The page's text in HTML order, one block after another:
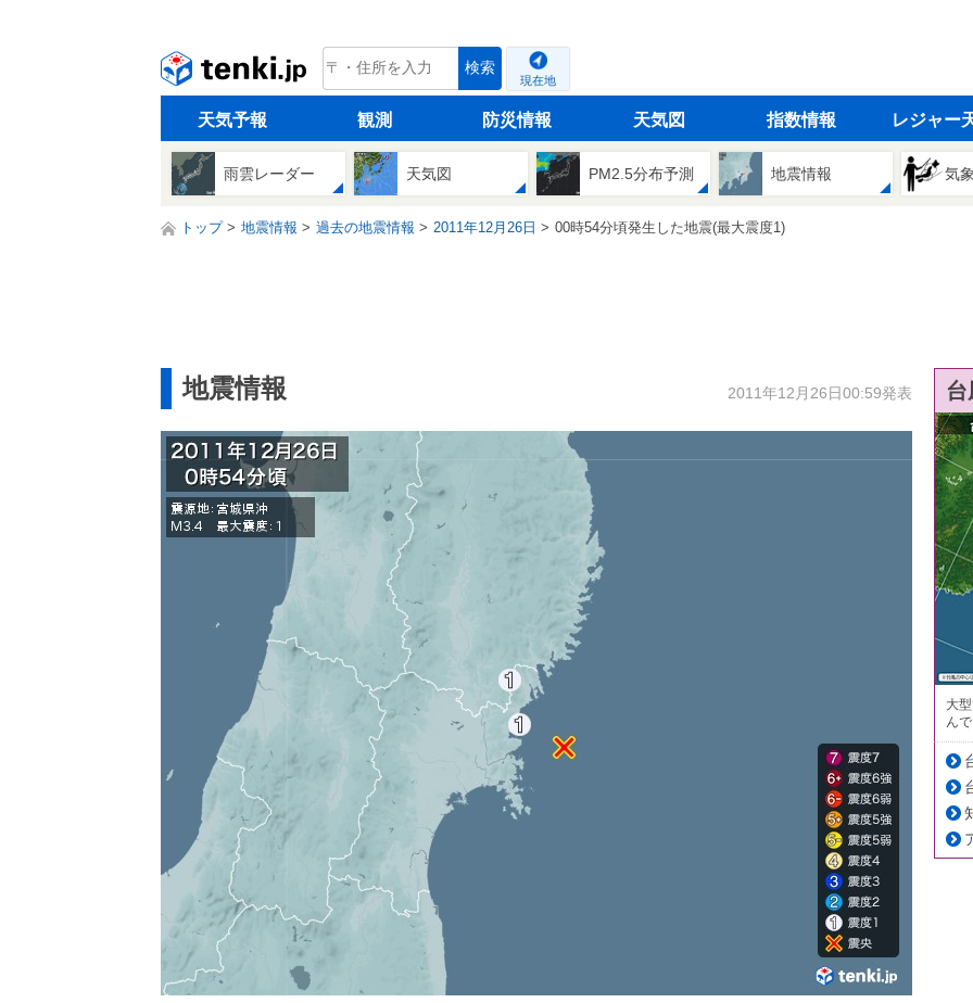
tenki.jp 検索
現在地
天気予報 観測 防災情報 天気図 指数情報 レジャー
雨雲レーダー 天気図 PM2.5分布予測 地震情報 気
トップ 地震情報 過去の地震情報 2011年12月26日 00時54分頃発生した地震(最大震度1)
地震情報 2011年12月26日00:59発表
大
ん